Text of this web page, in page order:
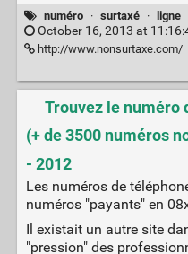
numéro · surtaxé · ligne
October 16, 2013 at
http://www.nonsurtaxe.com/
Trouvez le numéro
(+ de 3500 numéros
- 2012
Les numéros de
numéros "payants" en
Il existait un autre site
"pression" des